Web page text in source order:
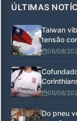
ÚLTIMAS
Taiwan
tensão
06/08/
06/08/
Do pneu